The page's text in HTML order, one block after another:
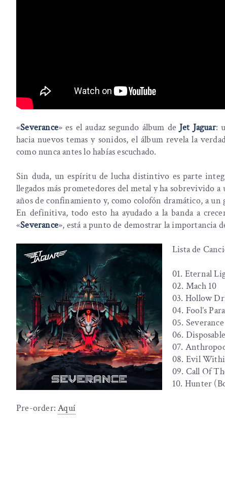
«Severance» es el audaz segundo álbum de Jet Jaguar:
hacia nuevos temas y sonidos, el álbum revela la
como nunca antes lo habías escuchado.
Sin duda, un espíritu de lucha distintivo es parte
llegados más prometedores del metal y ha sobrevivido
años de confinamiento y, como colofón dramático, a
En definitiva, todo esto ha ayudado a la banda a
«Severance», está a punto de demostrar la importancia
Lista de
01. Eternal
02. ⁠Mach 10
03. ⁠Hollow
04. ⁠Fool’s
05. ⁠Severance
06.
07.
08. ⁠Evil
09. Call Of
10. ⁠Hunter
Pre-order:Aquí